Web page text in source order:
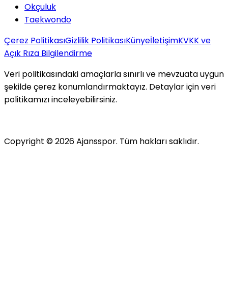
Okçuluk
Taekwondo
Çerez PolitikasıGizlilik PolitikasıKünyeİletişimKVKK ve
Açık Rıza Bilgilendirme
Veri politikasındaki amaçlarla sınırlı ve mevzuata uygun
şekilde çerez konumlandırmaktayız. Detaylar için veri
politikamızı inceleyebilirsiniz.
Copyright ©2026Ajansspor. Tüm hakları saklıdır.